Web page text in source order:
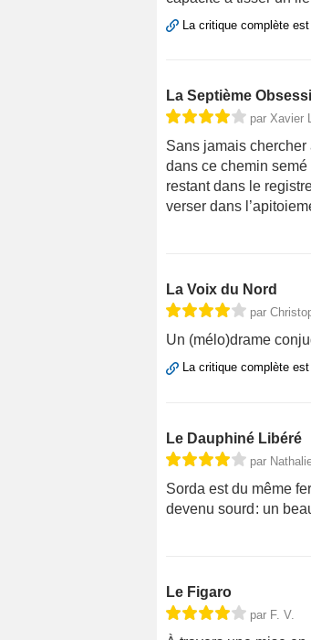
La critique complète
La Septième
par Xavier
Sans jamais chercher
dans ce chemin
restant dans le
verser dans
La Voix du Nord
par
Un (mélo)drame
La critique complète
Le Dauphiné Libéré
par
Sorda est du même
devenu sourd : un
Le Figaro
par F. V.